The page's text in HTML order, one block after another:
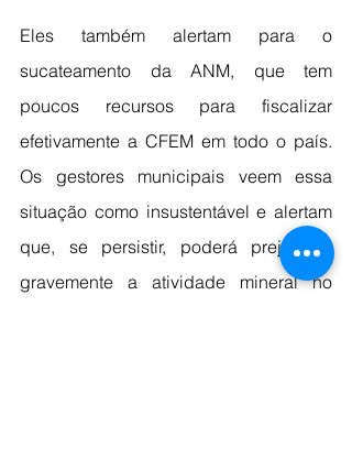
Eles também alertam para o
sucateamento da ANM, que tem
poucos recursos para fiscalizar
efetivamente a CFEM em todo o país.
Os gestores municipais veem essa
situação como insustentável e alertam
que, se persistir, poderá prejudicar
gravemente a atividade mineral no